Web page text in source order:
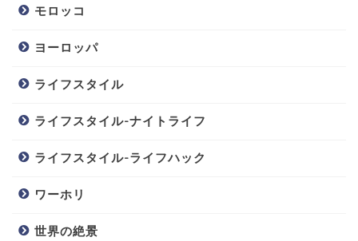
モロッコ
ヨーロッパ
ライフスタイル
ライフスタイル-ナイトライフ
ライフスタイル-ライフハック
ワーホリ
世界の絶景